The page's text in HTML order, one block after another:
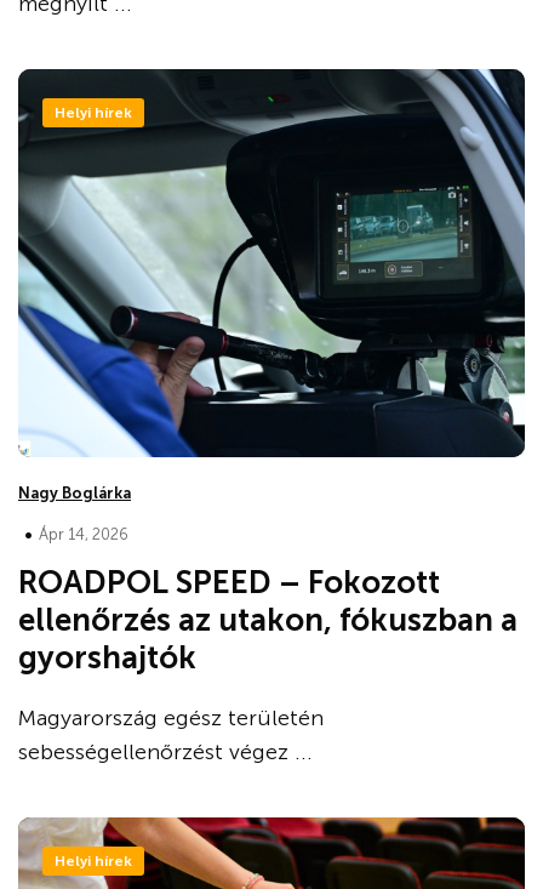
Helyi hírek
Nagy Boglárka
• Ápr 14, 2026
ROADPOL SPEED – Fokozott
ellenőrzés az utakon, fókuszban a
gyorshajtók
Magyarország egész területén
sebességellenőrzést végez ...
Helyi hírek